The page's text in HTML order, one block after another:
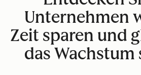
Unternehmen
Zeit sparen und
das Wachstum